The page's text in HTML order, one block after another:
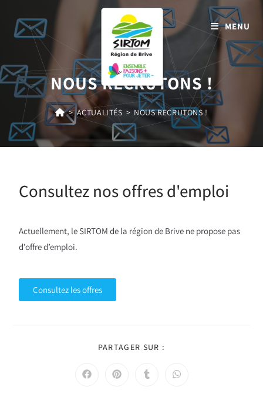
MENU
NOUS RECRUTONS !
> ACTUALITÉS > NOUS RECRUTONS !
Consultez nos offres d'emploi
Actuellement, le SIRTOM de la région de Brive ne propose pas
d’offre d’emploi.
Consultez les offres
PARTAGER SUR :